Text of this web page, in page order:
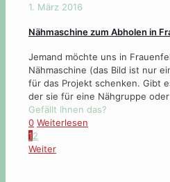
1. März 2016
Nähmaschine zum Abholen in
Jemand möchte uns in
Nähmaschine (das Bild ist nur
für das Projekt schenken. Gibt
der sie für eine Nähgruppe oder
Gefällt Ihnen das?
0 Weiterlesen
12
Weiter